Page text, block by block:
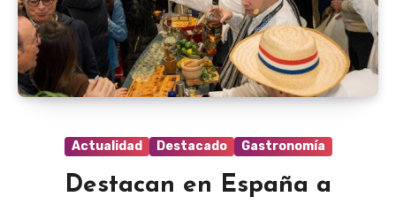
Actualidad Destacado Gastronomía
Destacan en España a